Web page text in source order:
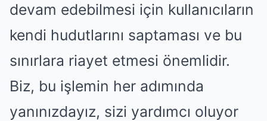
devam edebilmesi için kullanıcıların
kendi hudutlarını saptaması ve bu
sınırlara riayet etmesi önemlidir.
Biz, bu işlemin her adımında
yanınızdayız, sizi yardımcı oluyor